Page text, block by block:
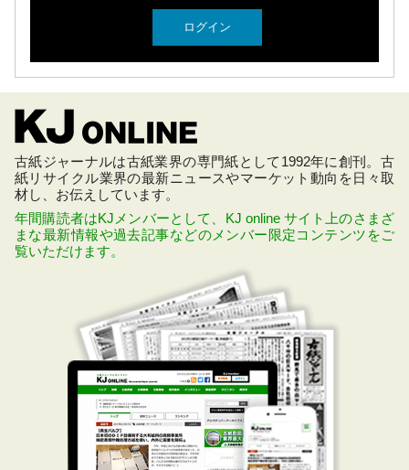
古紙ジャーナルは古紙業界の専門紙として1992年に創刊。古
紙リサイクル業界の最新ニュースやマーケット動向を日々取
材し、お伝えしています。
年間購読者はKJメンバーとして、KJ online サイト上のさまざ
まな最新情報や過去記事などのメンバー限定コンテンツをご
覧いただけます。